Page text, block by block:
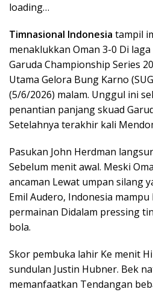
loading…
Timnasional Indonesia tampil
menaklukkan Oman 3-0 Di
Garuda Championship Series
Utama Gelora Bung Karno
(5/6/2026) malam. Unggul ini
penantian panjang skuad
Setelahnya terakhir kali
Pasukan John Herdman
Sebelum menit awal. Meski
ancaman Lewat umpan silang
Emil Audero, Indonesia
permainan Didalam pressing
bola.
Skor pembuka lahir Ke menit
sundulan Justin Hubner. Bek
memanfaatkan Tendangan